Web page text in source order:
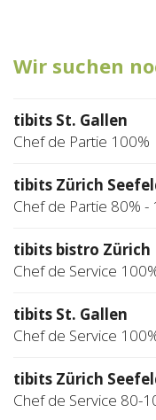
Login
Wir suchen
tibits St. Gallen
Chef de Partie 100%
tibits Zürich
Chef de Partie 80% -
tibits bistro Zürich
Chef de Service
tibits St. Gallen
Chef de Service
tibits Zürich
Chef de Service 80-